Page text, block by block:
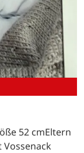
52 cmEltern